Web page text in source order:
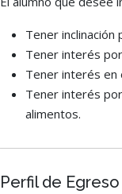
Tener inclinación
Tener interés
Tener interés en
Tener interés
alimentos.
Perfil de Egreso